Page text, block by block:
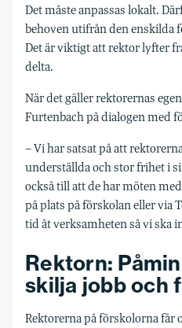
Det måste anpassas lokalt.
behoven utifrån den enskilda
Det är viktigt att rektor lyfter
delta.
När det gäller rektorernas
Furtenbach på dialogen med
– Vi har satsat på att
underställda och stor frihet i
också till att de har möten
på plats på förskolan eller via
tid åt verksamheten så vi ska
Rektorn:
skilja jobb och
Rektorerna på förskolorna får